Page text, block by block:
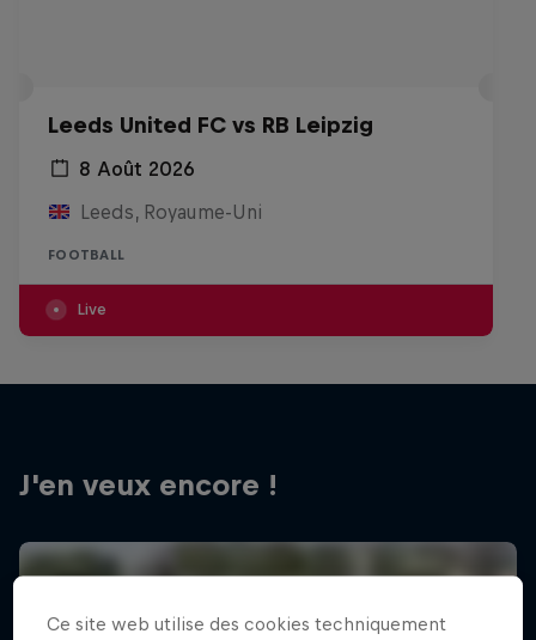
Leeds United FC vs RB Leipzig
8 Août 2026
Leeds, Royaume-Uni
FOOTBALL
Live
J'en veux encore !
Ce site web utilise des cookies techniquement